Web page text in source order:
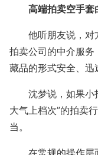
高端拍卖空手套
他听朋友说，对
拍卖公司的中介服务
藏品的形式安全、迅
沈梦说，如果小
大气上档次”的拍卖
当。
在常规的操作层